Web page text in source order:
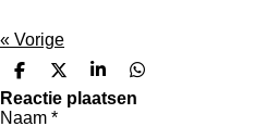
« Vorige
D
e
l
e
D
e
e
S
h
D
e
Reactie plaatsen
Naam *